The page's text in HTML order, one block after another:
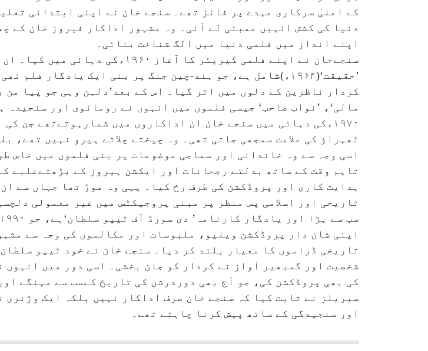
کے اعلیٰ سرکاری عہدے پر فائز تھے۔ سنجے خان نے اپنی ابتدائی
دنیا کی کشش انہیں ممبئی لے آئی۔ وہ مشہور اداکار فیروز خان کے
اپنے انداز میں فلمی دنیا میں الگ شناخت بنائی۔
سنجےخان نے اپنے فلمی کیریئر کا آغاز
’حقیقت‘(۱۹۶۴ء)شامل ہے، جو ہند-چین جنگ پر بنی ایک یادگار
کردار ناظرین کے دلوں میں اتر گیا۔ اس کے بعد’دلہن وہی جو پیا من
۱۹۷۰ءکی دہائی میں سنجے خان ان اداکاروں میں شمارہوتےتھے جن
ٹھہراؤ کی علامت سمجھی جاتی تھی۔ وہ چیختے چلاتے ہیرو نہیں تھے،
اسی وجہ سے وہ خاندانی اور سماجی موضوعات پر بنی فلموں میں خاص
تاہم وقت کے ساتھ بدلتے رجحانات اور ایکشن ہیروز کے بڑھتےغلبے
ہدایت کاری اور پروڈکشن کی طرف رخ کیا۔ یہی وہ موڑ تھا جہاں سے
تاریخی اور اسلامی پس منظر پر مبنی پروجیکٹس میں غیر معمولی
اپنی شان دار پروڈکشن ویلیو، ملبوسات اور مکالموں کی وجہ سے
تاریخی ڈراموں کا معیار بلند کر دیا۔ سنجے خان نے خود ٹیپو
شخصیت اور گمبھیر آواز نے کردار کو جان بخشی۔ اسی دور میں انہوں
کی بھی پروڈکشن کی، جو آج بھی دوردرشن کی تاریخ کےسب سے مہنگے
سیریلز نے ثابت کیا کہ سنجے خان صرف اداکار نہیں بلکہ ایک وژنری
اور سنجیدگی کے ساتھ پیش کرنا چاہتے تھے۔